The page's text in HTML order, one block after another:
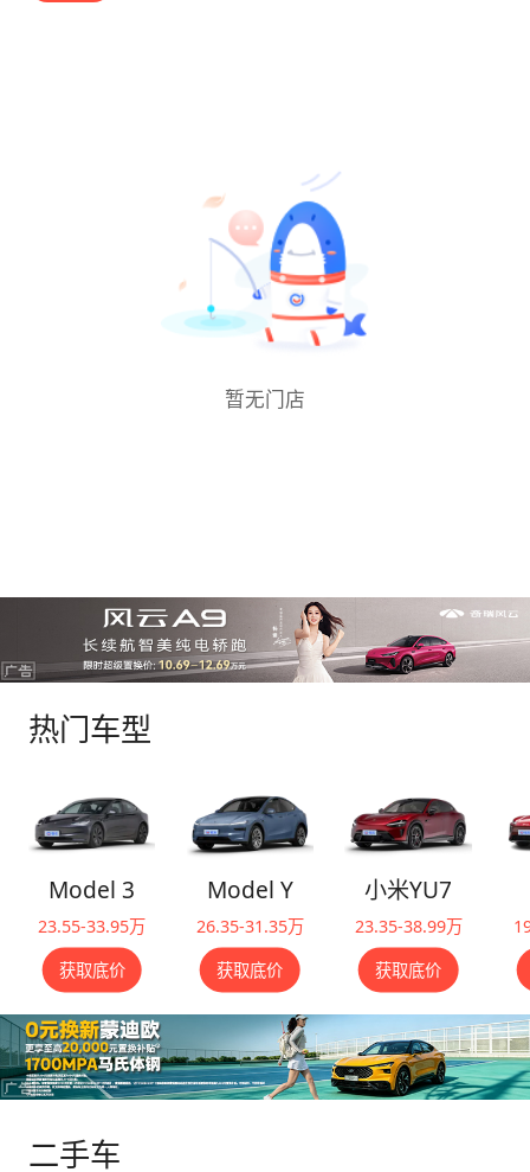
车身指向性非常凌厉，而且是比较自然的凌厉，
不会像某些车一样特别贼，开着特别有运动感。
激烈的驾驶感觉有一点点不乐意过弯的感觉，不
过不影响它的过弯感受和极限都非常好 滤震表
现好评：su7max的滤震总体都是比较硬朗的感
觉，不过好在它无论什么颠簸都能非常干脆带有
高级感的过滤掉，底盘有特别好的韧性和高级
感，再考虑到su7的过弯感受也很好，一辆30万
车的底盘可以把舒适和操控兼顾还是非常厉害
运动模式踩到底快得像子弹一样弹出去的标定有
区别，更像油车的加速感受，而且电机啸叫控制
很优秀 刹车脚感好评：能做到线性且有比较强
的制动感 隔音表现两极分化，静态和市区速度
隔音属于中规中矩，高速隔音非常好，风噪和胎
噪都不特别明显，同价位顶级的NVH水平 【续
20度以上，更换了ps4s轮胎后电耗又增加了两
度左右。赛道电耗90度，这还是在没有全力
push的情况下，同场的ultra去到120度😱 为什
么说su7Max是国产性能车历史上伟大的一笔？
ultra固然是su7的完全体，在各大赛道都做出了
非常耀眼的成绩，但回归到现实中，却是销量有
限，二手跌价，准新二手40万也很难出手，相
比之下su7Max却是高保值高流通。曾经我们认
为M AMG卖得少是因为价格高，现在ultra用四
五十万的价格也不走量说明了绝大部分普通消费
买账，在这个前提下Max才是做到了最大的平
暂无门店
热门车型
Model 3
23.55-33.95万
获取底价
Model Y
26.35-31.35万
获取底价
小米YU7
23.35-38.99万
获取底价
二手车